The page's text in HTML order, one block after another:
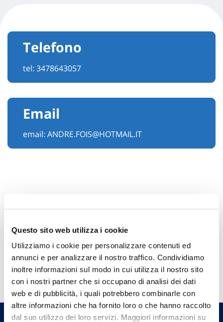
Questo sito web utilizza i cookie
Utilizziamo i cookie per personalizzare contenuti ed
annunci e per analizzare il nostro traffico. Condividiamo
inoltre informazioni sul modo in cui utilizza il nostro sito
con i nostri partner che si occupano di analisi dei dati
web e di pubblicità, i quali potrebbero combinarle con
altre informazioni che ha fornito loro o che hanno raccolto
dal suo utilizzo dei loro servizi. Maggiori informazioni su
Telefono
tel: 3478643057
Email
email: ANDRE.FOIS@HOTMAIL.IT
Hai bisogno di
informazioni?
Trova l'Agenzia più vicina a te e parla con
un nostro Agente.